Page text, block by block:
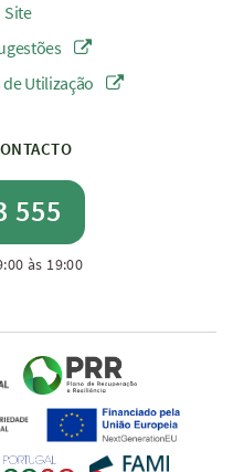
Site
Utilização
555
às 19:00